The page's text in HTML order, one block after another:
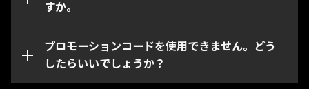
すか。
ください。
プロモーションコードを使用できません。どう
したらいいでしょうか？
プロモーションコードの期限が切れている、あるいは
ーションコードに問題がある場合は、 Warframeサポ
ート
までお問い合わせください。